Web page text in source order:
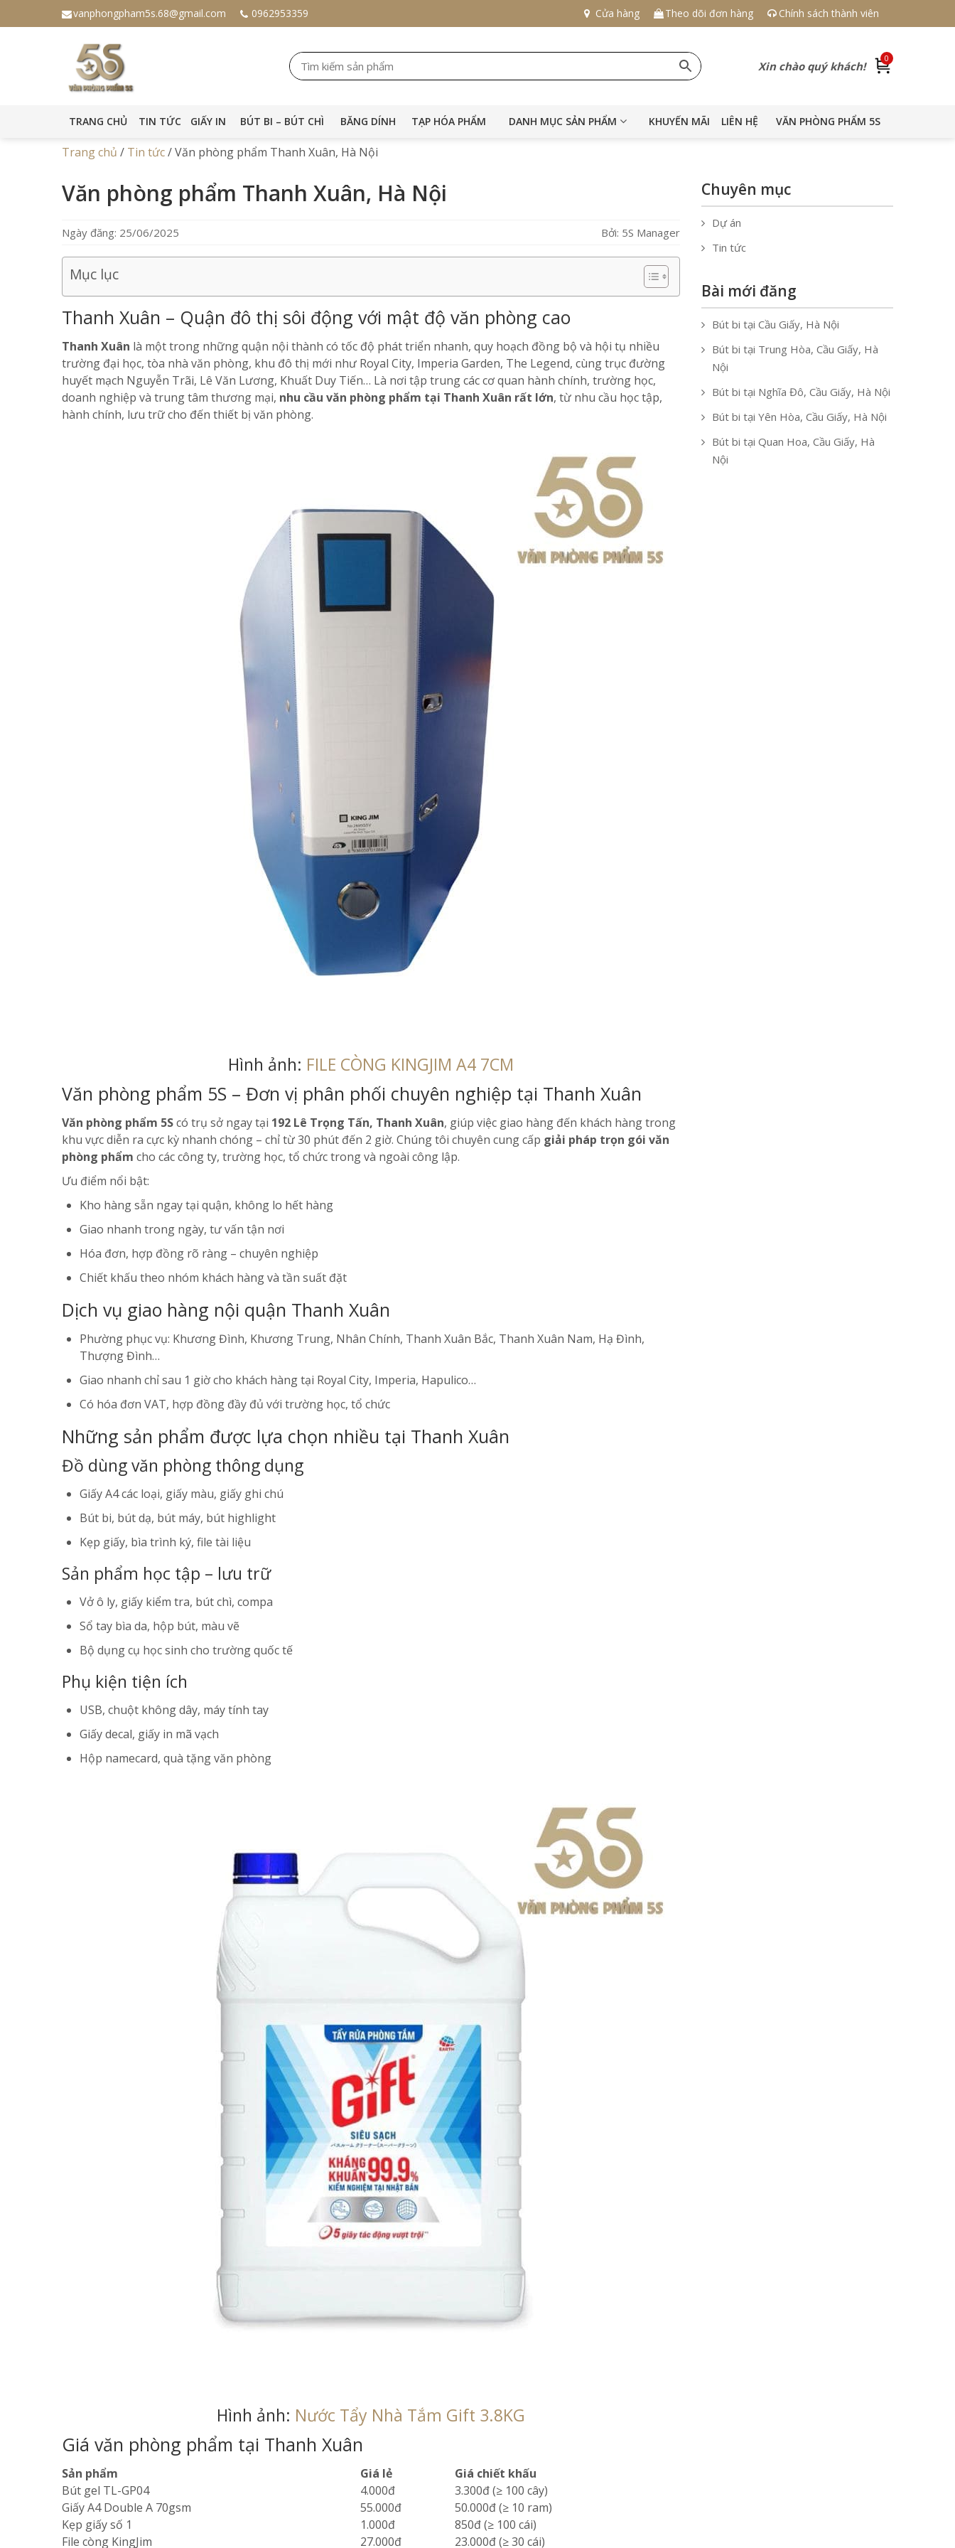
vanphongpham5s.68@gmail.com 0962953359 Cửa hàng Theo dõi đơn hàng Chính sách thành viên
Xin chào quý khách!
0
TRANG CHỦ TIN TỨC GIẤY IN BÚT BI – BÚT CHÌ BĂNG DÍNH TẠP HÓA PHẨM DANH MỤC SẢN PHẨM KHUYẾN MÃI LIÊN HỆ VĂN PHÒNG PHẨM 5S
Trang chủ / Tin tức/Văn phòng phẩm Thanh Xuân, Hà Nội
Văn phòng phẩm Thanh Xuân, Hà Nội
Ngày đăng: 25/06/2025 Bởi: 5S Manager
Mục lục
Thanh Xuân – Quận đô thị sôi động với mật độ văn phòng cao
Thanh Xuân là một trong những quận nội thành có tốc độ phát triển nhanh, quy hoạch đồng bộ và hội tụ nhiều
trường đại học, tòa nhà văn phòng, khu đô thị mới như Royal City, Imperia Garden, The Legend, cùng trục đường
huyết mạch Nguyễn Trãi, Lê Văn Lương, Khuất Duy Tiến… Là nơi tập trung các cơ quan hành chính, trường học,
doanh nghiệp và trung tâm thương mại, nhu cầu văn phòng phẩm tại Thanh Xuân rất lớn, từ nhu cầu học tập,
hành chính, lưu trữ cho đến thiết bị văn phòng.
Hình ảnh: FILE CÒNG KINGJIM A4 7CM
Văn phòng phẩm 5S – Đơn vị phân phối chuyên nghiệp tại Thanh Xuân
Văn phòng phẩm 5Scó trụ sở ngay tại 192 Lê Trọng Tấn, Thanh Xuân, giúp việc giao hàng đến khách hàng trong
khu vực diễn ra cực kỳ nhanh chóng – chỉ từ 30 phút đến 2 giờ. Chúng tôi chuyên cung cấp giải pháp trọn gói văn
phòng phẩm cho các công ty, trường học, tổ chức trong và ngoài công lập.
Ưu điểm nổi bật:
Kho hàng sẵn ngay tại quận, không lo hết hàng
Giao nhanh trong ngày, tư vấn tận nơi
Hóa đơn, hợp đồng rõ ràng – chuyên nghiệp
Chiết khấu theo nhóm khách hàng và tần suất đặt
Dịch vụ giao hàng nội quận Thanh Xuân
Phường phục vụ: Khương Đình, Khương Trung, Nhân Chính, Thanh Xuân Bắc, Thanh Xuân Nam, Hạ Đình,
Thượng Đình…
Giao nhanh chỉ sau 1 giờ cho khách hàng tại Royal City, Imperia, Hapulico…
Có hóa đơn VAT, hợp đồng đầy đủ với trường học, tổ chức
Những sản phẩm được lựa chọn nhiều tại Thanh Xuân
Đồ dùng văn phòng thông dụng
Giấy A4 các loại, giấy màu, giấy ghi chú
Bút bi, bút dạ, bút máy, bút highlight
Kẹp giấy, bìa trình ký, file tài liệu
Sản phẩm học tập – lưu trữ
Vở ô ly, giấy kiểm tra, bút chì, compa
Sổ tay bìa da, hộp bút, màu vẽ
Bộ dụng cụ học sinh cho trường quốc tế
Phụ kiện tiện ích
USB, chuột không dây, máy tính tay
Giấy decal, giấy in mã vạch
Hộp namecard, quà tặng văn phòng
Hình ảnh: Nước Tẩy Nhà Tắm Gift 3.8KG
Giá văn phòng phẩm tại Thanh Xuân
Sản phẩm Giá lẻ
Giá chiết khấu
Bút gel TL-GP04
4.000đ
3.300đ (≥ 100 cây)
Giấy A4 Double A 70gsm
55.000đ
50.000đ (≥ 10 ram)
Kẹp giấy số 1
1.000đ
850đ (≥ 100 cái)
File còng KingJim
27.000đ 23.000đ (≥ 30 cái)
Chuyên mục
Dự án
Tin tức
Bài mới đăng
Bút bi tại Cầu Giấy, Hà Nội
Bút bi tại Trung Hòa, Cầu Giấy, Hà
Nội
Bút bi tại Nghĩa Đô, Cầu Giấy, Hà Nội
Bút bi tại Yên Hòa, Cầu Giấy, Hà Nội
Bút bi tại Quan Hoa, Cầu Giấy, Hà
Nội